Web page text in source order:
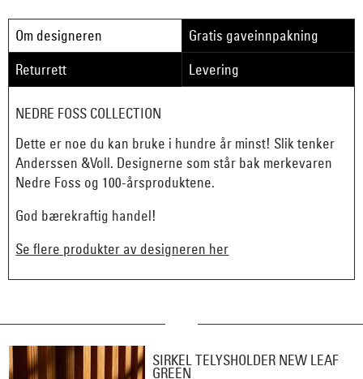
Om designeren
Gratis gaveinnpakning
Returrett
Levering
NEDRE FOSS COLLECTION
Dette er noe du kan bruke i hundre år minst! Slik tenker
Anderssen &Voll. Designerne som står bak merkevaren
Nedre Foss og 100-årsproduktene.
God bærekraftig handel!
Se flere produkter av designeren her
SIRKEL TELYSHOLDER NEW LEAF
GREEN